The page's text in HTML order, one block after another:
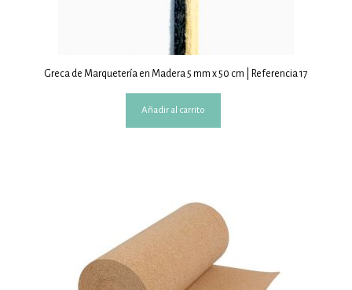
Greca de Marquetería en Madera 5 mm x 50 cm | Referencia 17
Añadir al carrito